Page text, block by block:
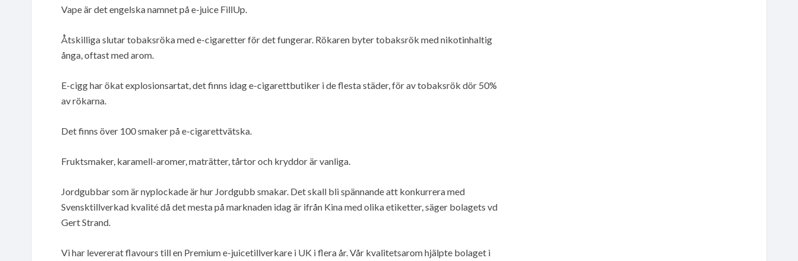
Vape är det engelska namnet på e-juice FillUp.
Åtskilliga slutar tobaksröka med e-cigaretter för det fungerar. Rökaren byter tobaksrök med nikotinhaltig
ånga, oftast med arom.
E-cigg har ökat explosionsartat, det finns idag e-cigarettbutiker i de flesta städer, för av tobaksrök dör 50%
av rökarna.
Det finns över 100 smaker på e-cigarettvätska.
Fruktsmaker, karamell-aromer, maträtter, tårtor och kryddor är vanliga.
Jordgubbar som är nyplockade är hur Jordgubb smakar. Det skall bli spännande att konkurrera med
Svensktillverkad kvalité då det mesta på marknaden idag är ifrån Kina med olika etiketter, säger bolagets vd
Gert Strand.
Vi har levererat flavours till en Premium e-juicetillverkare i UK i flera år. Vår kvalitetsarom hjälpte bolaget i